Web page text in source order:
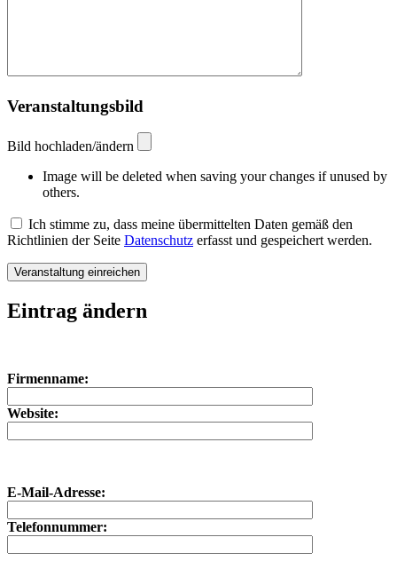
Veranstaltungsbild
Bild hochladen/ändern
Image will be deleted when saving your changes if unused by
others.
Ich stimme zu, dass meine übermittelten Daten gemäß den
Richtlinien der Seite Datenschutz erfasst und gespeichert werden.
Eintrag ändern
Firmenname:
Website:
E-Mail-Adresse:
Telefonnummer: